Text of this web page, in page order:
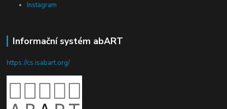
Instagram
Informační systém abART
https://cs.isabart.org/